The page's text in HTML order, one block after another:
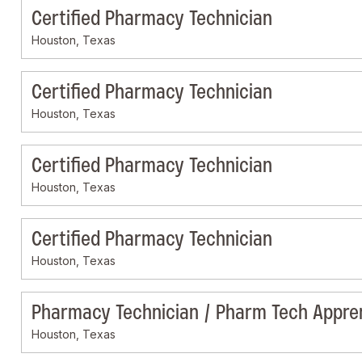
Certified Pharmacy Technician
Houston, Texas
Certified Pharmacy Technician
Houston, Texas
Certified Pharmacy Technician
Houston, Texas
Certified Pharmacy Technician
Houston, Texas
Pharmacy Technician / Pharm Tech
Houston, Texas